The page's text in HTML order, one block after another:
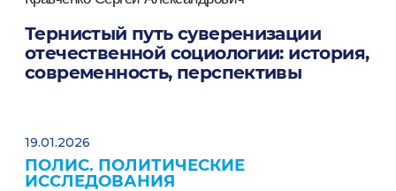
Тернистый путь суверенизации
отечественной социологии: история,
современность, перспективы
19.01.2026
ПОЛИС. ПОЛИТИЧЕСКИЕ
ИССЛЕДОВАНИЯ